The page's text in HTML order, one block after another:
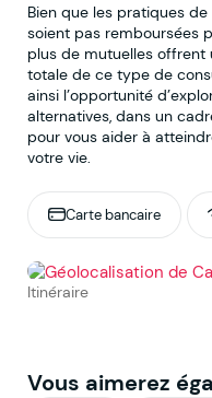
Bien que les pratiques
soient pas remboursées
plus de mutuelles offrent
totale de ce type de
ainsi l’opportunité
alternatives, dans un
pour vous aider à
votre vie.
Carte bancaire
Itinéraire
Vous aimerez